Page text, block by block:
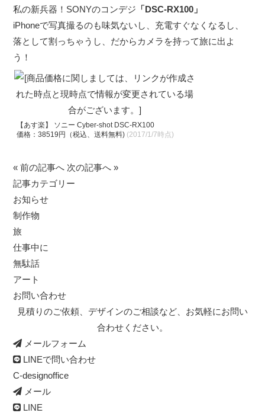
私の新兵器！SONYのコンデジ 「DSC-RX100」
iPhoneで写真撮るのも味気ないし、充電すぐなくなるし、
落として割っちゃうし、だからカメラを持って旅に出よ
う！
【あす楽】 ソニー Cyber-shot DSC-RX100
価格：38519円（税込、送料無料) (2017/1/7時点)
« 前の記事へ 次の記事へ »
記事カテゴリー
お知らせ
制作物
旅
仕事中に
無駄話
アート
お問い合わせ
見積りのご依頼、デザインのご相談など、お気軽にお問い
合わせください。
メールフォーム
LINEで問い合わせ
C-designoffice
メール
LINE